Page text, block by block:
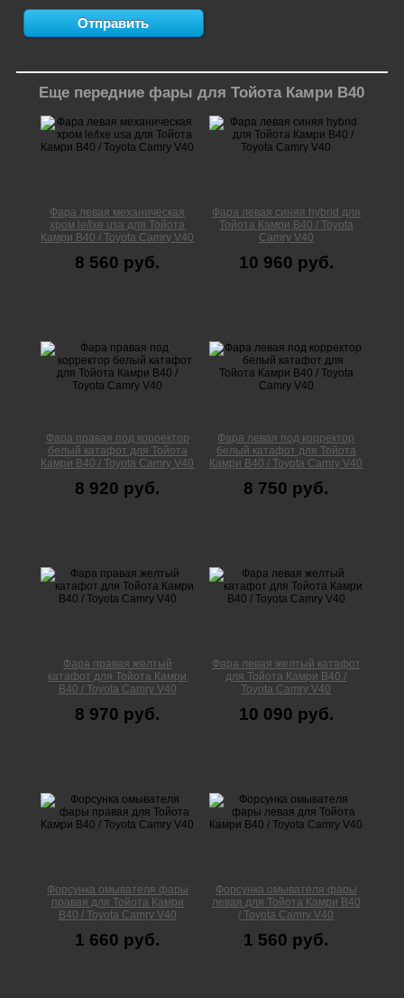
Еще передние фары для Тойота Камри В40
Фара левая механическая
хром le/lxe usa для Тойота
Камри В40 / Toyota Camry V40
8 560 руб.
Фара левая синяя hybrid для
Тойота Камри В40 / Toyota
Camry V40
10 960 руб.
Фара правая под корректор
белый катафот для Тойота
Камри В40 / Toyota Camry V40
8 920 руб.
Фара левая под корректор
белый катафот для Тойота
Камри В40 / Toyota Camry V40
8 750 руб.
Фара правая желтый
катафот для Тойота Камри
В40 / Toyota Camry V40
8 970 руб.
Фара левая желтый катафот
для Тойота Камри В40 /
Toyota Camry V40
10 090 руб.
Форсунка омывателя фары
правая для Тойота Камри
В40 / Toyota Camry V40
1 660 руб.
Форсунка омывателя фары
левая для Тойота Камри В40
/ Toyota Camry V40
1 560 руб.